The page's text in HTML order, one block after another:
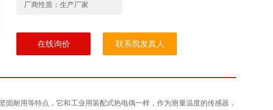
厂商性质：生产厂家
在线询价 联系凯发真人
耐用等特点，它和工业用装配式热电偶一样，作为测量温度的传感器，